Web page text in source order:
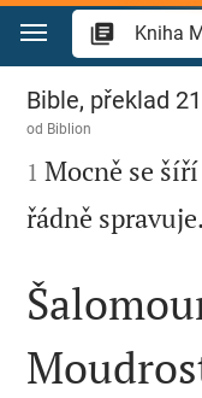
Přejít na obsah
Kniha
Bible, překlad
od Biblion

1 Mocně se
řádně spravuje.